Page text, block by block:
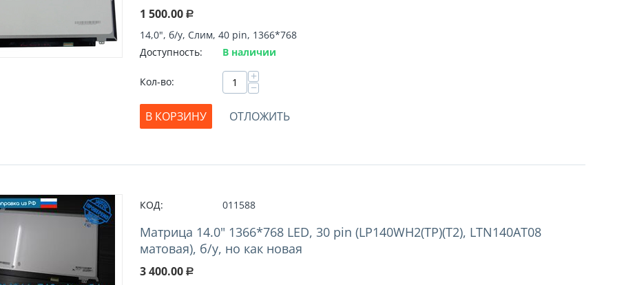
1 500.00 Р
14,0", б/у, Слим, 40 pin, 1366*768
Доступность:
В наличии
Кол-во: +
−
В КОРЗИНУ
ОТЛОЖИТЬ
КОД: 011588
Матрица 14.0" 1366*768 LED, 30 pin (LP140WH2(TP)(T2), LTN140AT08
матовая), б/у, но как новая
3 400.00 Р